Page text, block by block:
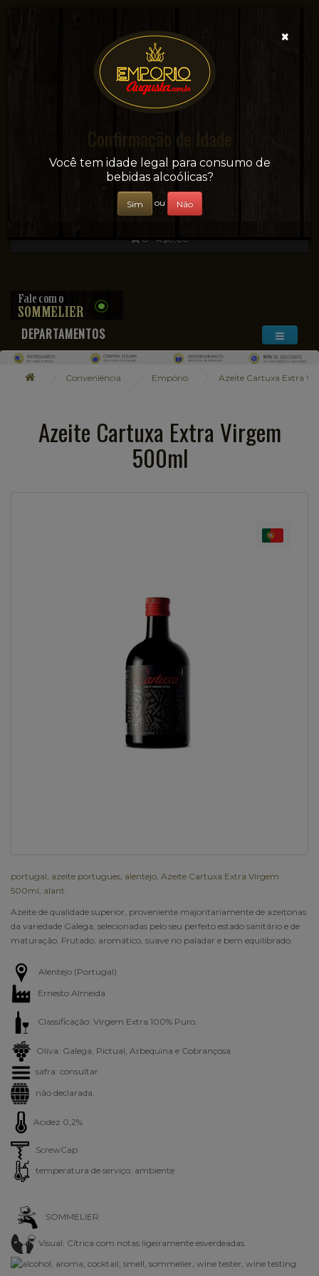
Sua conveniência e adega on-line!
0 - R$0,00
DEPARTAMENTOS
Conveniência Empório Azeite Cartuxa Extra
Azeite Cartuxa Extra Virgem
500ml
portugal azeite portugues alentejo Azeite Cartuxa Extra Virgem
500ml alant.
Azeite de qualidade superior, proveniente majoritariamente de azeitonas
da variedade Galega, selecionadas pelo seu perfeito estado sanitário e de
maturação. Frutado, aromático, suave no paladar e bem equilibrado.
Alentejo (Portugal)
Ernesto Almeida
Classificação: Virgem Extra 100% Puro.
Oliva: Galega, Pictual, Arbequina e Cobrançosa
safra: consultar
não declarada.
Acidez 0,2%
ScrewCap
temperatura de serviço: ambiente
SOMMELIER
Visual: Cítrica com notas ligeiramente esverdeadas.
×
Confirmação de Idade
Você tem idade legal para consumo de
bebidas alcoólicas?
Sim ou Não